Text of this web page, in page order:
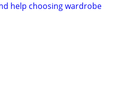
help choosing wardrobe